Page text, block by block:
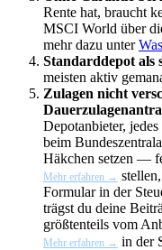
Rente hat, braucht
MSCI World über
mehr dazu unter
Standarddepot als
meisten aktiv
Zulagen nicht
Depotanbieter,
beim
Häkchen setzen —
Mehr erfahren → stellen,
Formular in der
trägst du deine
größtenteils vom
Mehr erfahren → in der